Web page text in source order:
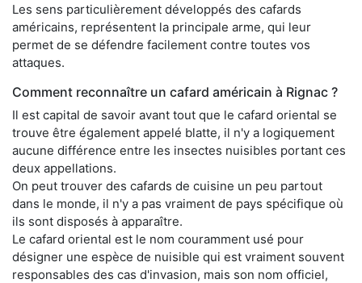
Les sens particulièrement développés des cafards
américains, représentent la principale arme, qui leur
permet de se défendre facilement contre toutes vos
attaques.
Comment reconnaître un cafard américain à Rignac ?
Il est capital de savoir avant tout que le cafard oriental se
trouve être également appelé blatte, il n'y a logiquement
aucune différence entre les insectes nuisibles portant ces
deux appellations.
On peut trouver des cafards de cuisine un peu partout
dans le monde, il n'y a pas vraiment de pays spécifique où
ils sont disposés à apparaître.
Le cafard oriental est le nom couramment usé pour
désigner une espèce de nuisible qui est vraiment souvent
responsables des cas d'invasion, mais son nom officiel,